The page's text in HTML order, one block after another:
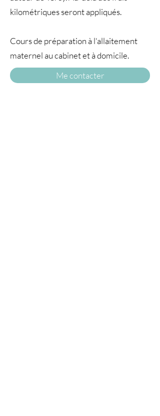
kilométriques seront appliqués.
Cours de préparation à l'allaitement
maternel au cabinet et à domicile.
Me contacter